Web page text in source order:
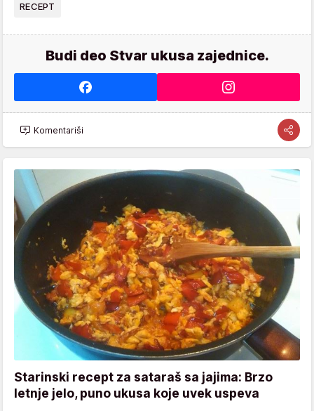
RECEPT
Budi deo Stvar ukusa zajednice.
Komentariši
Starinski recept za sataraš sa jajima: Brzo
letnje jelo, puno ukusa koje uvek uspeva